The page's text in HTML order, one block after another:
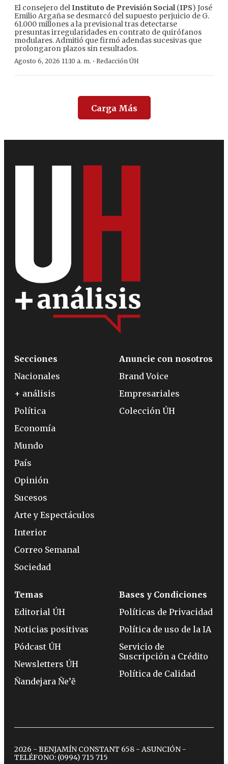
El consejero delInstituto de Previsión Social(IPS) José
Emilio Argaña se desmarcó del supuesto perjuicio de G.
61.000 millones a la previsional tras detectarse
presuntas irregularidades en contrato de quirófanos
modulares. Admitió que firmó adendas sucesivas que
prolongaron plazos sin resultados.
Agosto 6, 2026 11:10 a. m. · Redacción ÚH
Carga Más
Secciones
Nacionales
+ análisis
Política
Economía
Mundo
País
Opinión
Sucesos
Arte y Espectáculos
Interior
Correo Semanal
Sociedad
Anuncie con nosotros
Brand Voice
Empresariales
Colección ÚH
Temas
Editorial ÚH
Noticias positivas
Pódcast ÚH
Newsletters ÚH
Ñandejara Ñe’ẽ
Bases y Condiciones
Políticas de Privacidad
Política de uso de la IA
Servicio de
Suscripción a Crédito
Política de Calidad
2026 - BENJAMÍN CONSTANT 658 - ASUNCIÓN -
TELÉFONO: (0994) 715 715